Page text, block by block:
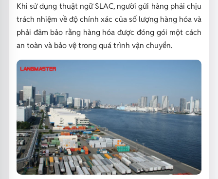
Khi sử dụng thuật ngữ SLAC, người gửi hàng phải chịu
trách nhiệm về độ chính xác của số lượng hàng hóa và
phải đảm bảo rằng hàng hóa được đóng gói một cách
an toàn và bảo vệ trong quá trình vận chuyển.